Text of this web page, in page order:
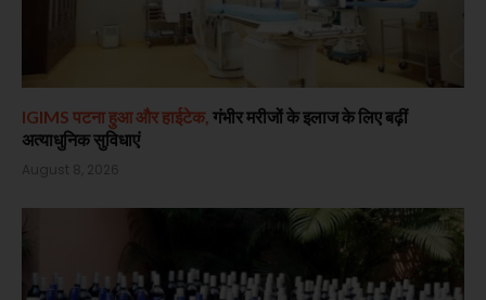
IGIMS पटना हुआ और हाईटेक, गंभीर मरीजों के इलाज के लिए बढ़ीं
अत्याधुनिक सुविधाएं
August 8, 2026